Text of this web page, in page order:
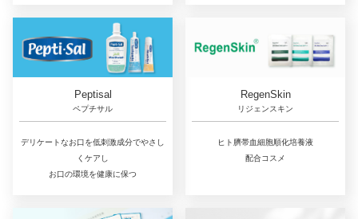
Peptisal
ペプチサル
デリケートなお口を低刺激成分でやさし
くケアし
お口の環境を健康に保つ
RegenSkin
リジェンスキン
ヒト臍帯血細胞順化培養液
配合コスメ